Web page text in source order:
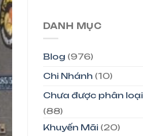
DANH MỤC
Blog (976)
Chi Nhánh (10)
Chưa được phân loại
(88)
Khuyến Mãi (20)